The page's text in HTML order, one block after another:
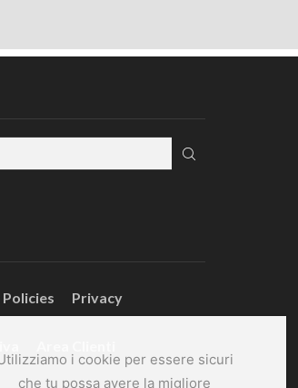
i cookie per essere sicuri
che tu possa avere la migliore
Privacy